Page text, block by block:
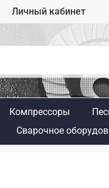
Личный кабинет
Компрессоры
Сварочное